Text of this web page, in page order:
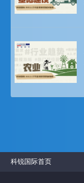
科锐国际首页